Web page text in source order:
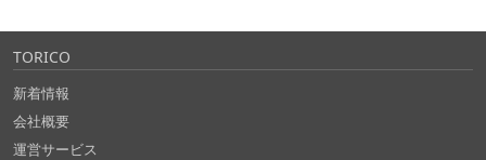
TORICO
新着情報
会社概要
運営サービス